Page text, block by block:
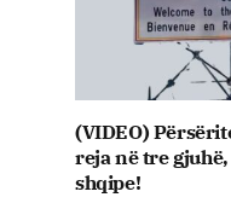
(VIDEO)
reja në tre
shqipe!